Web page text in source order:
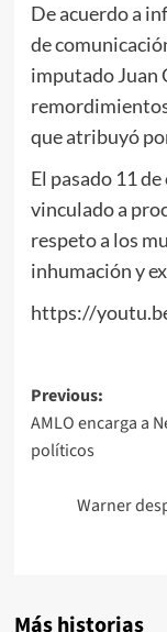
De acuerdo a
de
imputado Juan
que atribuyó
El pasado 11
vinculado a
respeto a los
inhumación y
https://
Post
Previous:
AMLO encarga a
políticos
Warner
Más historias